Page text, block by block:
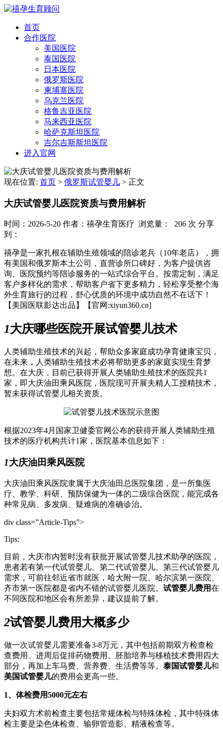
首页
合作医院
美国医院
泰国医院
日本医院
俄罗斯医院
柬埔寨医院
乌克兰医院
格鲁吉亚医院
马来西亚医院
哈萨克斯坦医院
吉尔吉斯斯坦医院
进入官网
现在位置: 首页 > 俄罗斯试管婴儿 > 正文
大庆试管婴儿医院资质与费用解析
时间：2026-5-20 作者：禧孕生育医疗 浏览量： 206 次 分享
到：
禧孕是一家扎根在辅助生殖领域的陪诊老兵（10年老店），拥
有美国和俄罗斯本土公司，直营诊所口碑好，为客户提供咨
询、医院预约等陪诊服务的一站式综合平台。按需定制，满足
客户多样化的需求，帮助客户省下更多精力，轻松享受整个海
外生育旅行的过程，舒心优质的环境中成功自然不在话下！
【美国医联影达出品】【官网:xiyun360.cn]
1大庆哪些医院开展试管婴儿技术
人类辅助生殖技术的兴起，帮助众多家庭成功孕育健康宝贝，
在未来，人类辅助生殖技术必将帮助更多的家庭实现生育梦
想。在大庆，目前已获得开展人类辅助生殖技术的医院共1
家，即大庆油田乘风医院，医院现可开展夫精人工授精技术，
暂未获得试管婴儿相关资质。
根据2023年4月国家卫健委官网公布的获得开展人类辅助生殖
技术的医疗机构共计1家，医院基本信息如下：
1大庆油田乘风医院
大庆油田乘风医院隶属于大庆油田总医院集团，是一所集医
疗、教学、科研、预防保健为一体的二级综合医院，能完成各
种常见病、多发病、疑难病的准确诊治。
div class=”Article-Tips”>
Tips:
目前，大庆市内暂时没有获批开展试管婴儿技术助孕的医院，
患者若有第一代试管婴儿、第二代试管婴儿、第三代试管婴儿
需求，可前往邻近省市就医，哈大附一院、哈尔滨第一医院、
齐市第一医院都是省内不错的试管婴儿医院。 试管婴儿费用在
不同医院和地区会有所差异，建议提前了解。
2试管婴儿费用大概多少
做一次试管婴儿需要准备3-8万元，其中包括前期双方检查检
查费用、进周后促排药物费用、胚胎培养与移植技术费用四大
部分，再加上车马费、营养费、生活费等等。 泰国试管婴儿和
美国试管婴儿的费用会更高一些。
1、体检费用5000元左右
夫妇双方术前检查主要包括常规体检与特殊体检，其中特殊体
检主要是染色体检查、输卵管造影、精液检查等。